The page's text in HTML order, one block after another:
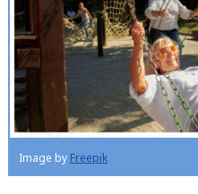
Image by Freepik